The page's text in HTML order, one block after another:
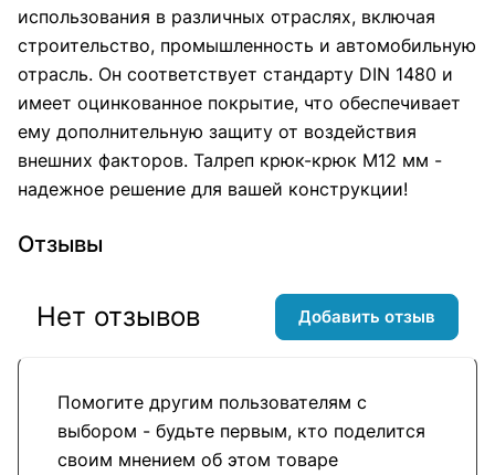
использования в различных отраслях, включая
строительство, промышленность и автомобильную
отрасль. Он соответствует стандарту DIN 1480 и
имеет оцинкованное покрытие, что обеспечивает
ему дополнительную защиту от воздействия
внешних факторов. Талреп крюк-крюк М12 мм -
надежное решение для вашей конструкции!
Отзывы
Помогите другим пользователям с
выбором - будьте первым, кто поделится
своим мнением об этом товаре
Нет отзывов Добавить отзыв